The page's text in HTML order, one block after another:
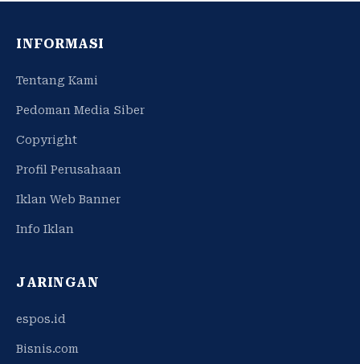
INFORMASI
Tentang Kami
Pedoman Media Siber
Copyright
Profil Perusahaan
Iklan Web Banner
Info Iklan
JARINGAN
espos.id
Bisnis.com